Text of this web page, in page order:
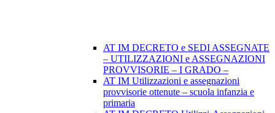
AT IM DECRETO e SEDI ASSEGNATE
– UTILIZZAZIONI e ASSEGNAZIONI
PROVVISORIE – I GRADO –
AT IM Utilizzazioni e assegnazioni
provvisorie ottenute – scuola infanzia e
primaria